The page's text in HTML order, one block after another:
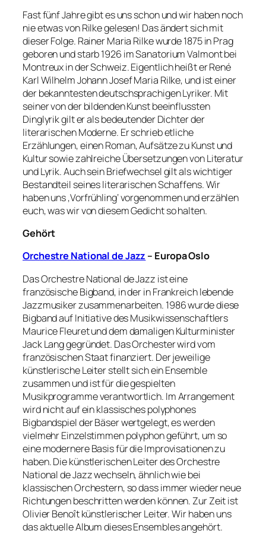
Fast fünf Jahre gibt es uns schon und wir haben noch
nie etwas von Rilke gelesen! Das ändert sich mit
dieser Folge. Rainer Maria Rilke wurde 1875 in Prag
geboren und starb 1926 im Sanatorium Valmont bei
Montreux in der Schweiz. Eigentlich heißt er René
Karl Wilhelm Johann Josef Maria Rilke, und ist einer
der bekanntesten deutschsprachigen Lyriker. Mit
seiner von der bildenden Kunst beeinflussten
Dinglyrik gilt er als bedeutender Dichter der
literarischen Moderne. Er schrieb etliche
Erzählungen, einen Roman, Aufsätze zu Kunst und
Kultur sowie zahlreiche Übersetzungen von Literatur
und Lyrik. Auch sein Briefwechsel gilt als wichtiger
Bestandteil seines literarischen Schaffens. Wir
haben uns ‚Vorfrühling‘ vorgenommen und erzählen
euch, was wir von diesem Gedicht so halten.
Gehört
Orchestre National de Jazz – Europa Oslo
Das Orchestre National de Jazz ist eine
französische Bigband, in der in Frankreich lebende
Jazzmusiker zusammenarbeiten. 1986 wurde diese
Bigband auf Initiative des Musikwissenschaftlers
Maurice Fleuret und dem damaligen Kulturminister
Jack Lang gegründet. Das Orchester wird vom
französischen Staat finanziert. Der jeweilige
künstlerische Leiter stellt sich ein Ensemble
zusammen und ist für die gespielten
Musikprogramme verantwortlich. Im Arrangement
wird nicht auf ein klassisches polyphones
Bigbandspiel der Bäser wertgelegt, es werden
vielmehr Einzelstimmen polyphon geführt, um so
eine modernere Basis für die Improvisationen zu
haben. Die künstlerischen Leiter des Orchestre
National de Jazz wechseln, ähnlich wie bei
klassischen Orchestern, so dass immer wieder neue
Richtungen beschritten werden können. Zur Zeit ist
Olivier Benoît künstlerischer Leiter. Wir haben uns
das aktuelle Album dieses Ensembles angehört.